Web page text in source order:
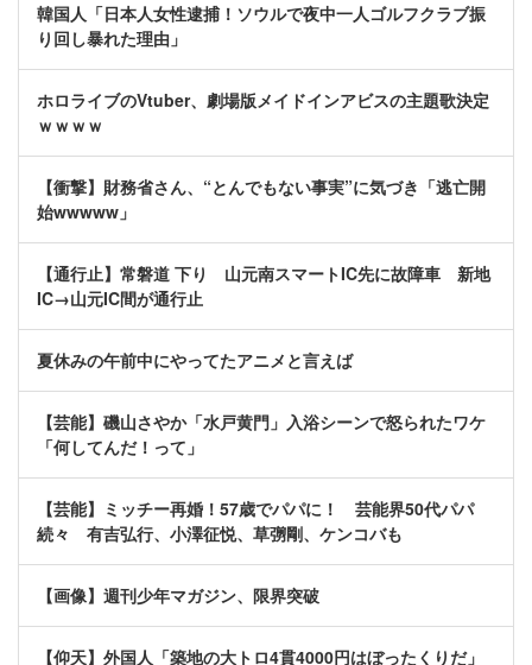
韓国人「日本人女性逮捕！ソウルで夜中一人ゴルフクラブ振
り回し暴れた理由」
ホロライブのVtuber、劇場版メイドインアビスの主題歌決定
ｗｗｗｗ
【衝撃】財務省さん、“とんでもない事実”に気づき「逃亡開
始wwwww」
【通行止】常磐道 下り 山元南スマートIC先に故障車 新地
IC→山元IC間が通行止
夏休みの午前中にやってたアニメと言えば
【芸能】磯山さやか「水戸黄門」入浴シーンで怒られたワケ
「何してんだ！って」
【芸能】ミッチー再婚！57歳でパパに！ 芸能界50代パパ
続々 有吉弘行、小澤征悦、草彅剛、ケンコバも
【画像】週刊少年マガジン、限界突破
【仰天】外国人「築地の大トロ4貫4000円はぼったくりだ」